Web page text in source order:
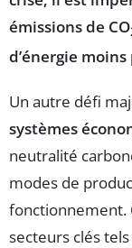
émissions de CO
d’énergie
Un autre défi
systèmes
neutralité
modes de
fonctionnement.
secteurs clés